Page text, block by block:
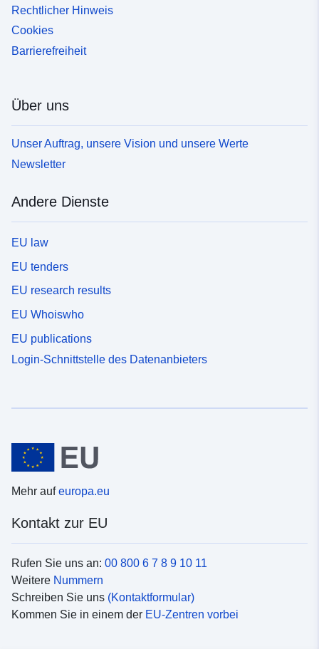
Rechtlicher Hinweis
Cookies
Barrierefreiheit
Über uns
Unser Auftrag, unsere Vision und unsere Werte
Newsletter
Andere Dienste
EU law
EU tenders
EU research results
EU Whoiswho
EU publications
Login-Schnittstelle des Datenanbieters
Mehr aufeuropa.eu
Kontakt zur EU
Rufen Sie uns an: 00 800 6 7 8 9 10 11
Weitere Nummern
Schreiben Sie uns (Kontaktformular)
Kommen Sie in einem der EU-Zentren vorbei